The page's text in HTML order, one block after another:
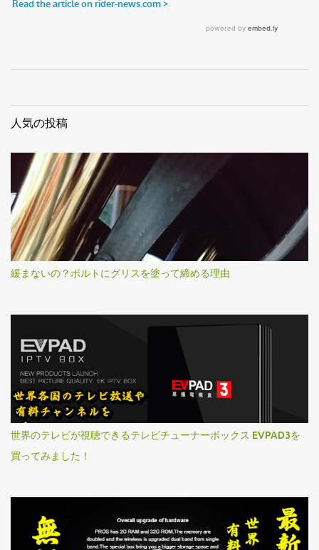
人気の投稿
緩まないの？ボルトにグリスを塗って締める理由
世界のテレビが視聴できるテレビチューナーボックス EVPAD3を
買ってみました！